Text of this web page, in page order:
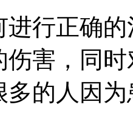
进行正确
伤害，同
多的人因